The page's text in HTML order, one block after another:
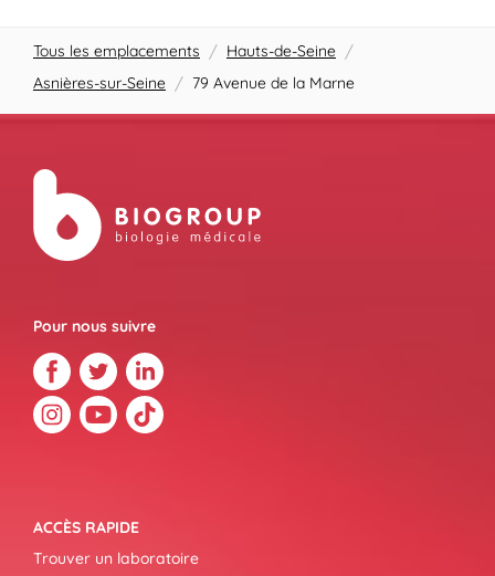
Tous les emplacements / Hauts-de-Seine /
Asnières-sur-Seine / 79 Avenue de la Marne
Pour nous suivre
ACCÈS RAPIDE
Trouver un laboratoire